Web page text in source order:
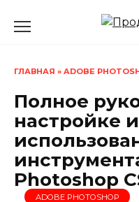
ГЛАВНАЯ » ADOBE
Полное
настройке и
Photoshop
ADOBE PHOTOSHOP